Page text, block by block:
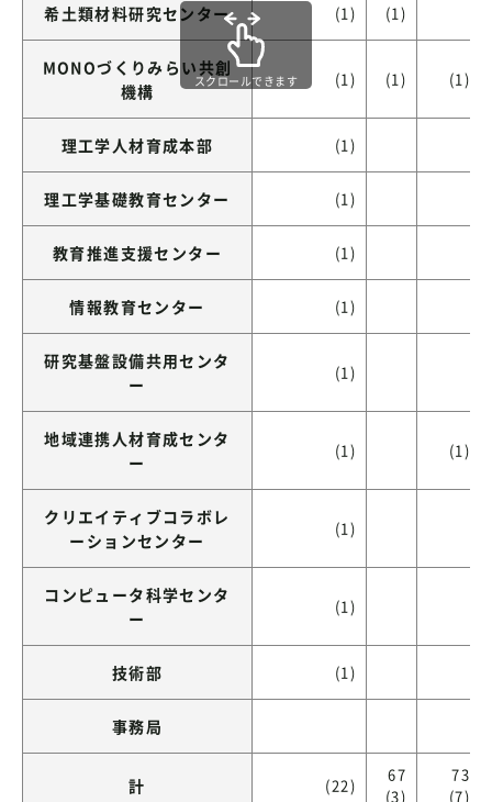
希土類材料研究センター (1) (1)
MONOづくりみらい共創
機構
(1) (1) (1)
理工学人材育成本部 (1)
理工学基礎教育センター (1)
教育推進支援センター (1)
情報教育センター (1)
研究基盤設備共用センタ
ー
(1)
地域連携人材育成センタ
ー
(1) (1)
クリエイティブコラボレ
ーションセンター
(1)
コンピュータ科学センタ
ー
(1)
技術部 (1)
事務局
計 (22)
67
(3)
73
(7)
スクロールできます